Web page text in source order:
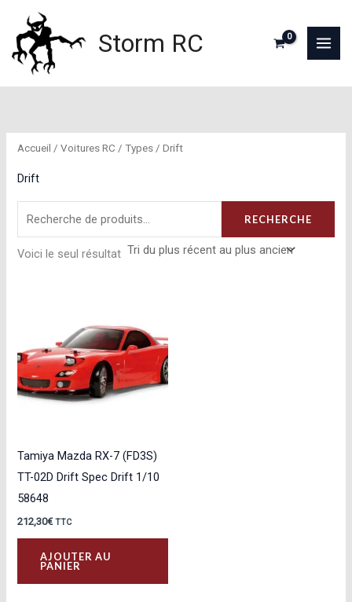
contenu
Storm RC
Accueil /Voitures RC /Types / Drift
Drift
RECHERCHE
Voici le seul résultat
Tamiya Mazda RX-7 (FD3S)
TT-02D Drift Spec Drift 1/10
58648
212,30€ TTC
AJOUTER AU
PANIER